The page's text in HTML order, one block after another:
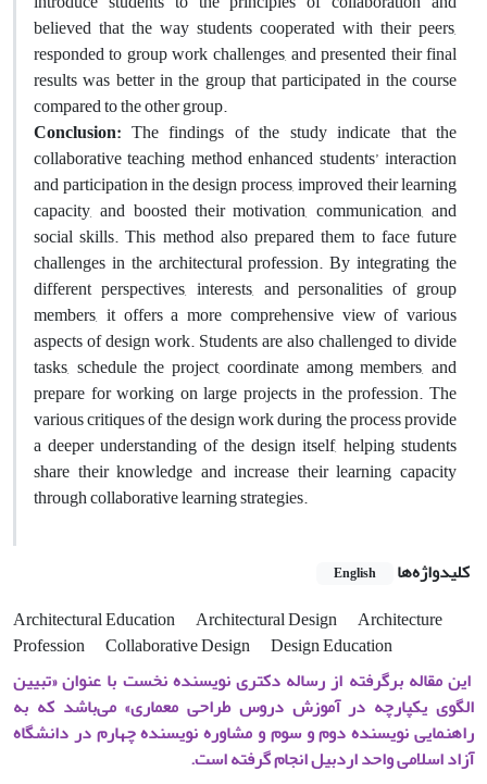
believed that the way students cooperated with their peers,
responded to group work challenges, and presented their final
results was better in the group that participated in the course
compared to the other group.
Conclusion: The findings of the study indicate that the
collaborative teaching method enhanced students’ interaction
and participation in the design process, improved their learning
capacity, and boosted their motivation, communication, and
social skills. This method also prepared them to face future
challenges in the architectural profession. By integrating the
different perspectives, interests, and personalities of group
members, it offers a more comprehensive view of various
aspects of design work. Students are also challenged to divide
tasks, schedule the project, coordinate among members, and
prepare for working on large projects in the profession. The
various critiques of the design work during the process provide
a deeper understanding of the design itself, helping students
share their knowledge and increase their learning capacity
through collaborative learning strategies.
کلیدواژه‌ها English
Architectural Education Architectural Design
Architecture
Profession
Collaborative Design
Design Education
این مقاله برگرفته از رساله دکتری نویسنده نخست با عنوان «تبیین
الگوی یکپارچه در آموزش دروس طراحی معماری» می‌باشد که به
راهنمایی نویسنده دوم و سوم و مشاوره نویسنده چهارم در دانشگاه
آزاد اسلامی واحد اردبیل انجام گرفته است.